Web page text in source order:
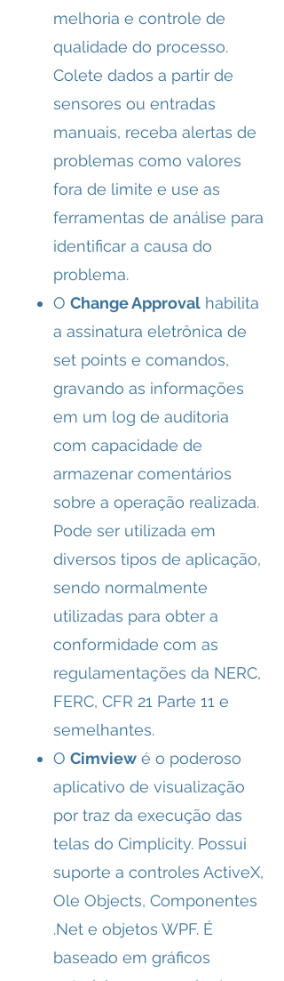
melhoria e controle de
qualidade do processo.
Colete dados a partir de
sensores ou entradas
manuais, receba alertas de
problemas como valores
fora de limite e use as
ferramentas de análise para
identificar a causa do
problema.
O Change Approval habilita
a assinatura eletrônica de
set points e comandos,
gravando as informações
em um log de auditoria
com capacidade de
armazenar comentários
sobre a operação realizada.
Pode ser utilizada em
diversos tipos de aplicação,
sendo normalmente
utilizadas para obter a
conformidade com as
regulamentações da NERC,
FERC, CFR 21 Parte 11 e
semelhantes.
O Cimview é o poderoso
aplicativo de visualização
por traz da execução das
telas do Cimplicity. Possui
suporte a controles ActiveX,
Ole Objects, Componentes
.Net e objetos WPF. É
baseado em gráficos